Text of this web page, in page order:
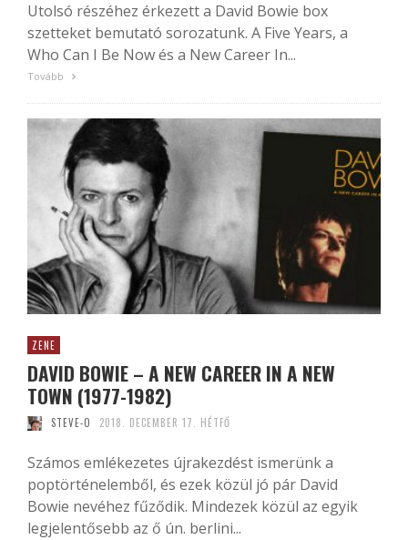
Utolsó részéhez érkezett a David Bowie box
szetteket bemutató sorozatunk. A Five Years, a
Who Can I Be Now és a New Career In...
Tovább
ZENE
DAVID BOWIE – A NEW CAREER IN A NEW
TOWN (1977-1982)
STEVE-O 2018. DECEMBER 17. HÉTFŐ
Számos emlékezetes újrakezdést ismerünk a
poptörténelemből, és ezek közül jó pár David
Bowie nevéhez fűződik. Mindezek közül az egyik
legjelentősebb az ő ún. berlini...